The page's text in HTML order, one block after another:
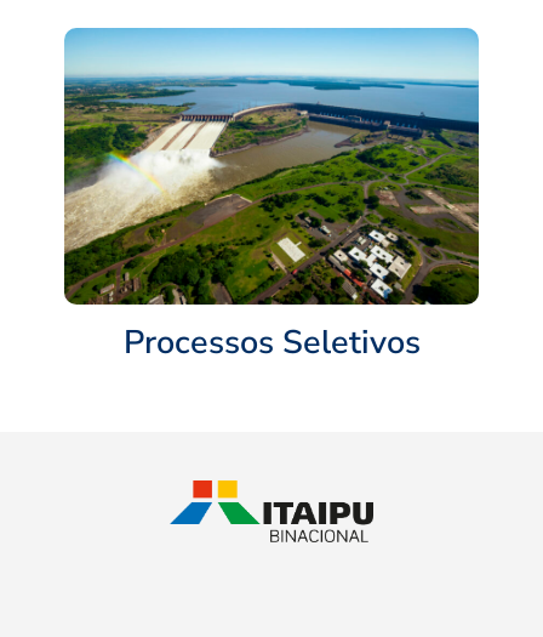
Processos Seletivos